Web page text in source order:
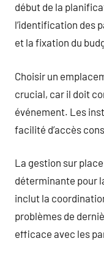
début de la
l’identification des
et la fixation du
Choisir un
crucial, car il doit
événement. Les
facilité d’accès
La gestion sur
déterminante pour
inclut la
problèmes de
efficace avec les